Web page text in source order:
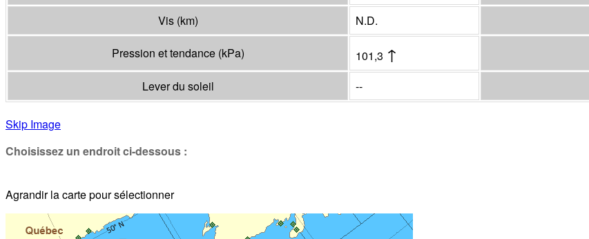
Vis (km) N.D.
Pression et tendance (kPa) 101,3 ↑
Lever du soleil --
Skip Image
Choisissez un endroit ci-dessous :
Agrandir la carte pour sélectionner